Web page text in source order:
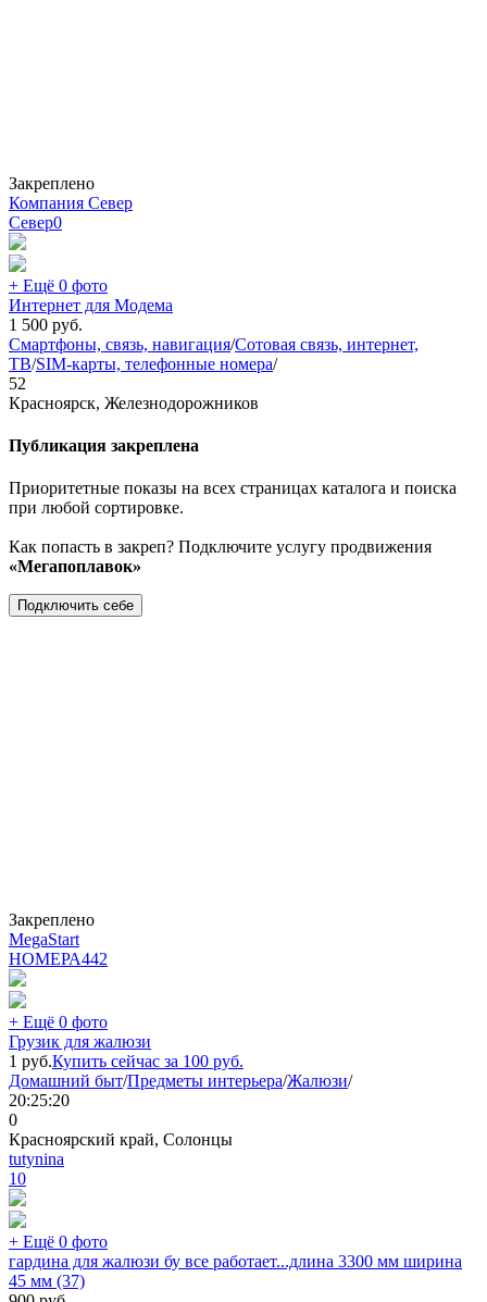
Закреплено
Компания Север
Север0
+ Ещё 0 фото
Интернет для Модема
1 500 руб.
Смартфоны, связь, навигация/Сотовая связь, интернет,
ТВ/SIM-карты, телефонные номера/
52
Красноярск, Железнодорожников
Публикация закреплена
Приоритетные показы на всех страницах каталога и поиска
при любой сортировке.
Как попасть в закреп? Подключите услугу продвижения
«Мегапоплавок»
Подключить себе
Закреплено
MegaStart
НОМЕРА442
+ Ещё 0 фото
Грузик для жалюзи
1 руб.Купить сейчас за 100 руб.
Домашний быт/Предметы интерьера/Жалюзи/
20:25:20
0
Красноярский край, Солонцы
tutynina
10
+ Ещё 0 фото
гардина для жалюзи бу все работает...длина 3300 мм ширина
45 мм (37)